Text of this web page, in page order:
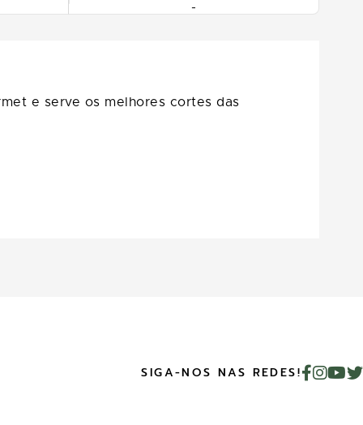
-
e serve os melhores cortes das
SIGA-NOS NAS REDES!